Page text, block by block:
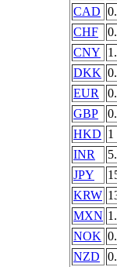
CAD
CHF
CNY
DKK
EUR
GBP
HKD 1
INR
JPY
KRW
MXN
NOK
NZD